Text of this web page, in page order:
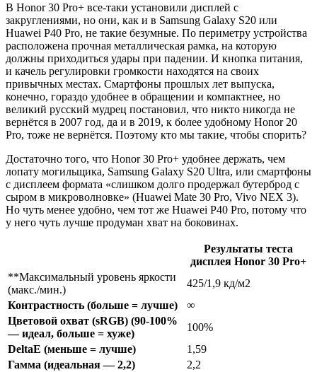
В Honor 30 Pro+ все-таки установили дисплей с
закруглениями, но они, как и в Samsung Galaxy S20 или
Huawei P40 Pro, не такие безумные. По периметру устройства
расположена прочная металлическая рамка, на которую
должны приходиться удары при падении. И кнопка питания,
и качель регулировки громкости находятся на своих
привычных местах. Смартфоны прошлых лет выпуска,
конечно, гораздо удобнее в обращении и компактнее, но
великий русский мудрец постановил, что никто никогда не
вернётся в 2007 год, да и в 2019, к более удобному Honor 20
Pro, тоже не вернётся. Поэтому кто мы такие, чтобы спорить?
Достаточно того, что Honor 30 Pro+ удобнее держать, чем
лопату могильщика, Samsung Galaxy S20 Ultra, или смартфоны
с дисплеем формата «слишком долго продержал бутерброд с
сыром в микроволновке» (Huawei Mate 30 Pro, Vivo NEX 3).
Но чуть менее удобно, чем тот же Huawei P40 Pro, потому что
у него чуть лучше продуман хват на боковинах.
Результаты теста
дисплея Honor 30 Pro+
**Максимальный уровень яркости
(макс./мин.)
425/1,9 кд/м2
Контрастность (больше = лучше)
∞
Цветовой охват (sRGB) (90-100%
— идеал, больше = хуже)
100%
DeltaE (меньше = лучше)
1,59
Гамма (идеальная — 2,2)
2,2